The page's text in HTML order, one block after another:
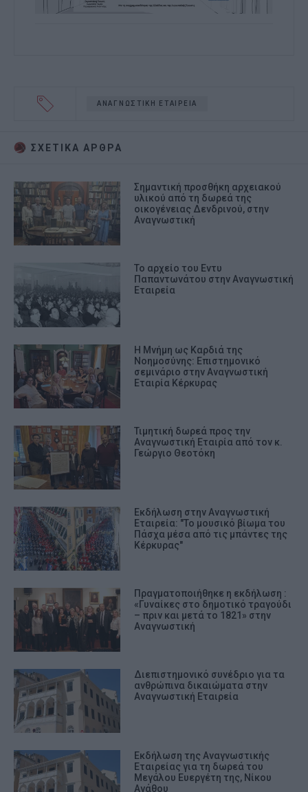
ΑΝΑΓΝΩΣΤΙΚΗ ΕΤΑΙΡΕΙΑ
ΣΧΕΤΙΚA AΡΘΡΑ
Σημαντική προσθήκη αρχειακού
υλικού από τη δωρεά της
οικογένειας Δενδρινού, στην
Αναγνωστική
Το αρχείο του Εντυ
Παπαντωνάτου στην Αναγνωστική
Εταιρεία
Η Μνήμη ως Καρδιά της
Νοημοσύνης: Επιστημονικό
σεμινάριο στην Αναγνωστική
Εταιρία Κέρκυρας
Τιμητική δωρεά προς την
Αναγνωστική Εταιρία από τον κ.
Γεώργιο Θεοτόκη
Εκδήλωση στην Αναγνωστική
Εταιρεία: "Το μουσικό βίωμα του
Πάσχα μέσα από τις μπάντες της
Κέρκυρας"
Πραγματοποιήθηκε η εκδήλωση :
«Γυναίκες στο δημοτικό τραγούδι
– πριν και μετά το 1821» στην
Αναγνωστική
Διεπιστημονικό συνέδριο για τα
ανθρώπινα δικαιώματα στην
Αναγνωστική Εταιρεία
Εκδήλωση της Αναγνωστικής
Εταιρείας για τη δωρεά του
Μεγάλου Ευεργέτη της, Νίκου
Αγάθου